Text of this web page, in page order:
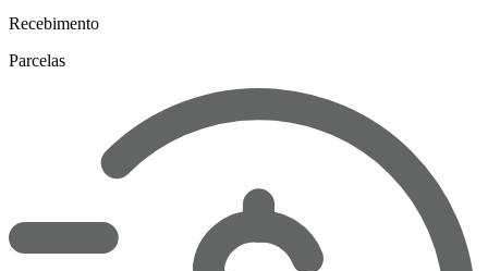
Recebimento
Parcelas